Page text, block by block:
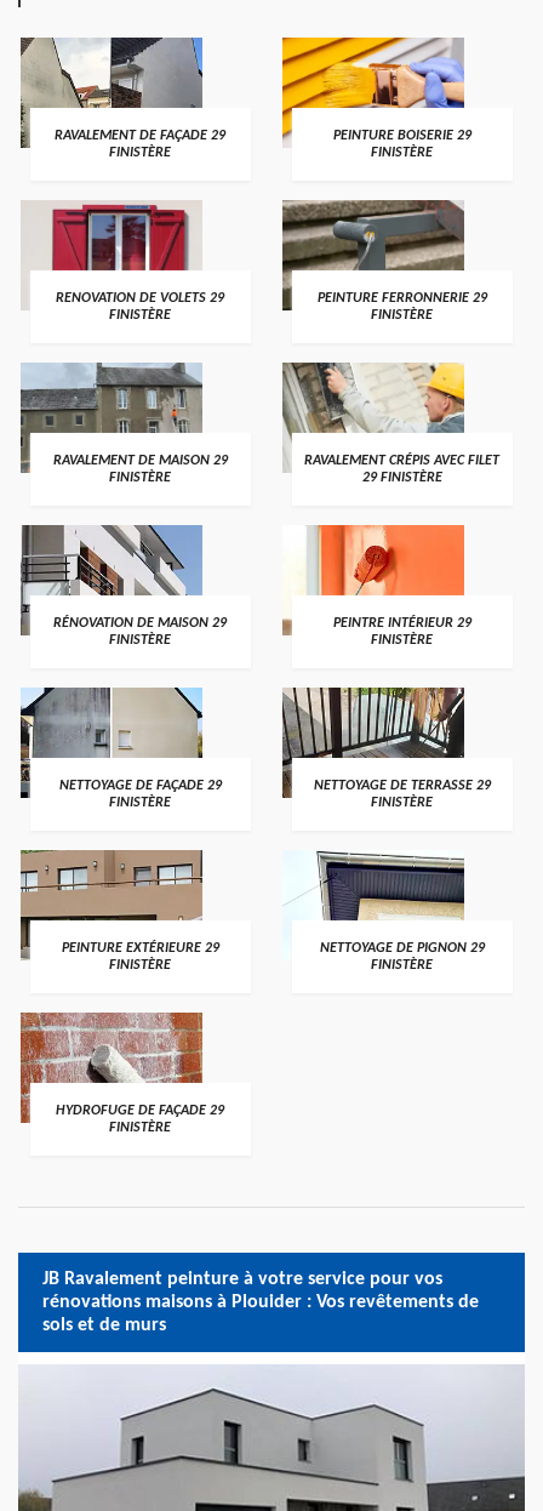
RAVALEMENT DE FAÇADE 29
FINISTÈRE
PEINTURE BOISERIE 29
FINISTÈRE
RENOVATION DE VOLETS 29
FINISTÈRE
PEINTURE FERRONNERIE 29
FINISTÈRE
RAVALEMENT DE MAISON 29
FINISTÈRE
RAVALEMENT CRÉPIS AVEC FILET
29 FINISTÈRE
RÉNOVATION DE MAISON 29
FINISTÈRE
PEINTRE INTÉRIEUR 29
FINISTÈRE
NETTOYAGE DE FAÇADE 29
FINISTÈRE
NETTOYAGE DE TERRASSE 29
FINISTÈRE
PEINTURE EXTÉRIEURE 29
FINISTÈRE
NETTOYAGE DE PIGNON 29
FINISTÈRE
HYDROFUGE DE FAÇADE 29
FINISTÈRE
JB Ravalement peinture à votre service pour vos
rénovations maisons à Plouider : Vos revêtements de
sols et de murs